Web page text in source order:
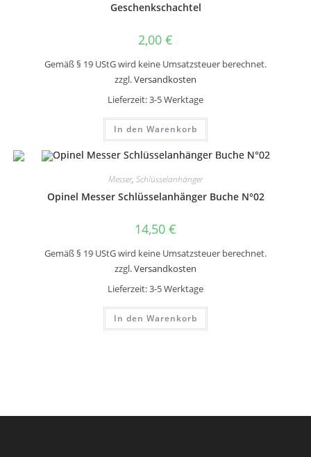
Geschenkschachtel
2,00 €
Gemäß § 19 UStG wird keine Umsatzsteuer berechnet.
zzgl.Versandkosten
Lieferzeit:3-5 Werktage
In den Warenkorb
Messer, Schlüsselanhänger
Opinel Messer Schlüsselanhänger Buche N°02
14,50 €
Gemäß § 19 UStG wird keine Umsatzsteuer berechnet.
zzgl.Versandkosten
Lieferzeit:3-5 Werktage
In den Warenkorb